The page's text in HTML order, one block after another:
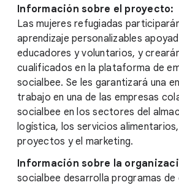
Información sobre el proyecto:
Las mujeres refugiadas
aprendizaje personalizables
educadores y voluntarios, y
cualificados en la plataforma de
socialbee. Se les garantizará una
trabajo en una de las empresas
socialbee en los sectores del
logística, los servicios
proyectos y el marketing.
Información sobre la
socialbee desarrolla programas de